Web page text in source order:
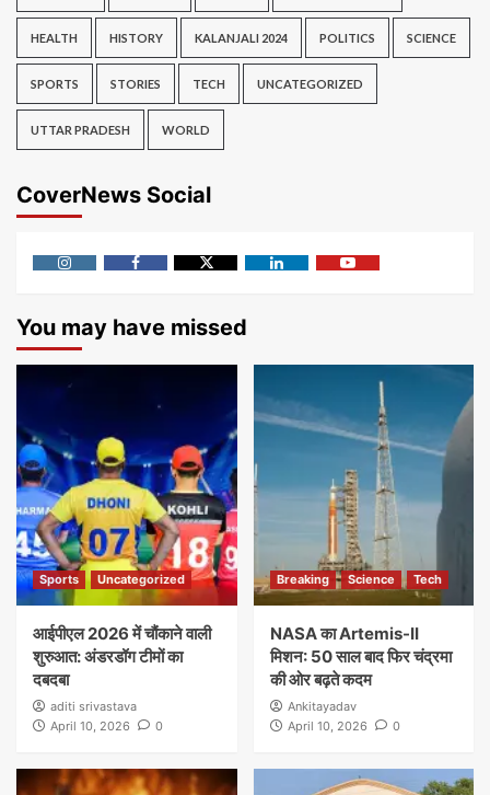
HEALTH HISTORY KALANJALI 2024 POLITICS SCIENCE
SPORTS STORIES TECH UNCATEGORIZED
UTTAR PRADESH WORLD
CoverNews Social
You may have missed
Sports Uncategorized
आईपीएल 2026 में चौंकाने वाली
शुरुआत: अंडरडॉग टीमों का
दबदबा
aditi srivastava
April 10, 2026
0
Breaking Science Tech
NASA का Artemis-II
मिशन: 50 साल बाद फिर चंद्रमा
की ओर बढ़ते कदम
Ankitayadav
April 10, 2026
0